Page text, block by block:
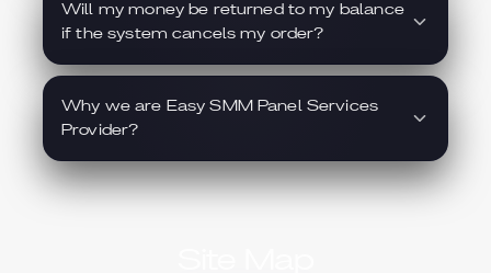
Will my money be returned to my balance
if the system cancels my order?
Why we are Easy SMM Panel Services
Provider?